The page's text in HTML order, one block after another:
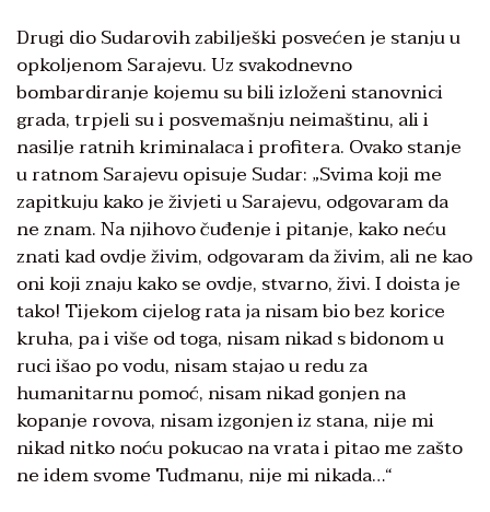
Drugi dio Sudarovih zabilješki posvećen je stanju u
opkoljenom Sarajevu. Uz svakodnevno
bombardiranje kojemu su bili izloženi stanovnici
grada, trpjeli su i posvemašnju neimaštinu, ali i
nasilje ratnih kriminalaca i profitera. Ovako stanje
u ratnom Sarajevu opisuje Sudar: „Svima koji me
zapitkuju kako je živjeti u Sarajevu, odgovaram da
ne znam. Na njihovo čuđenje i pitanje, kako neću
znati kad ovdje živim, odgovaram da živim, ali ne kao
oni koji znaju kako se ovdje, stvarno, živi. I doista je
tako! Tijekom cijelog rata ja nisam bio bez korice
kruha, pa i više od toga, nisam nikad s bidonom u
ruci išao po vodu, nisam stajao u redu za
humanitarnu pomoć, nisam nikad gonjen na
kopanje rovova, nisam izgonjen iz stana, nije mi
nikad nitko noću pokucao na vrata i pitao me zašto
ne idem svome Tuđmanu, nije mi nikada…“